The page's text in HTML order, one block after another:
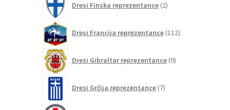
Dresi Finska reprezentance 2izdelka
Dresi Francija reprezentance 112izdelkov
Dresi Gibraltar reprezentance 0izdelkov
Dresi Grčija reprezentance 7izdelkov